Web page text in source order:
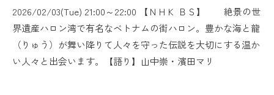
2026/02/03(Tue) 21:00～22:00 【ＮＨＫ ＢＳ】 絶景の世
界遺産ハロン湾で有名なベトナムの街ハロン。豊かな海と龍
（りゅう）が舞い降りて人々を守った伝説を大切にする温か
い人々と出会います。【語り】山中崇・濱田マリ